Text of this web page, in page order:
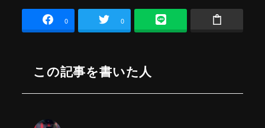
0 0
この記事を書いた人